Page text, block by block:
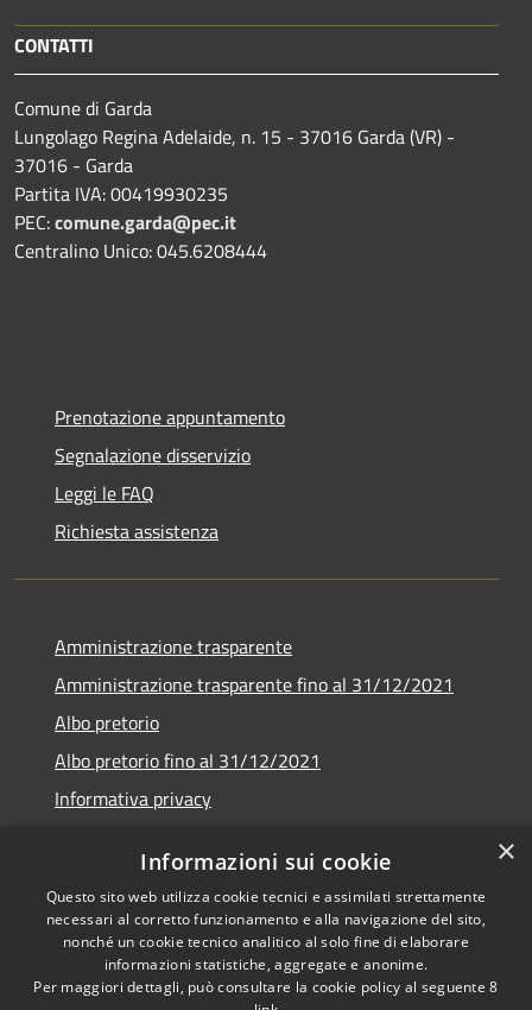
CONTATTI
Comune di Garda
Lungolago Regina Adelaide, n. 15 - 37016 Garda (VR) -
37016 - Garda
Partita IVA: 00419930235
PEC:comune.garda@pec.it
Centralino Unico: 045.6208444
Prenotazione appuntamento
Segnalazione disservizio
Leggi le FAQ
Richiesta assistenza
Amministrazione trasparente
Amministrazione trasparente fino al 31/12/2021
Albo pretorio
Albo pretorio fino al 31/12/2021
Informativa privacy
Dichiarazione di accessibilità
RSS
Copyright © 2026 • Comune di
×
Informazioni sui cookie
Questo sito web utilizza cookie tecnici e assimilati strettamente
necessari al corretto funzionamento e alla navigazione del sito,
nonché un cookie tecnico analitico al solo fine di elaborare
informazioni statistiche, aggregate e anonime.
Per maggiori dettagli, può consultare la cookie policy al seguente8